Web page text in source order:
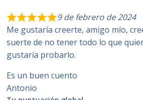
9 de febrero de 2024
Me gustaría creerte, amigo mío,
suerte de no tener todo lo que
gustaría probarlo.
Es un buen cuento
Antonio